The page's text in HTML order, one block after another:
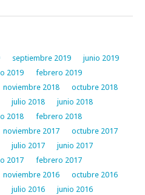
septiembre 2019
junio 2019
2019
febrero 2019
noviembre 2018
octubre 2018
julio 2018
junio 2018
2018
febrero 2018
noviembre 2017
octubre 2017
julio 2017
junio 2017
2017
febrero 2017
noviembre 2016
octubre 2016
julio 2016
junio 2016